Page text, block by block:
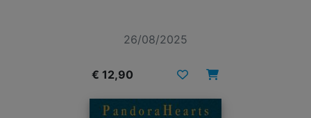
26/08/2025
€ 12,90